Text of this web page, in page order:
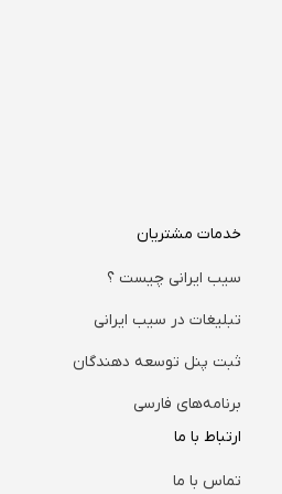
خدمات مشتریان
سیب ایرانی چیست ؟
تبلیغات در سیب ایرانی
ثبت پنل توسعه دهندگان
برنامه‌های فارسی
ارتباط با ما
تماس با ما